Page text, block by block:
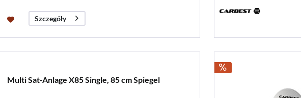
Szczegóły
Multi Sat-Anlage X85 Single, 85 cm Spiegel